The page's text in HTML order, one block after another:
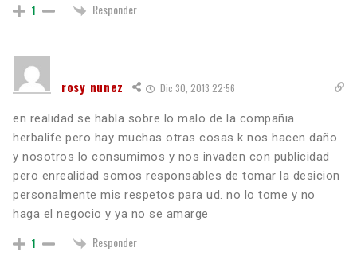
1 Responder
rosy nunez Dic 30, 2013 22:56
en realidad se habla sobre lo malo de la compañia
herbalife pero hay muchas otras cosas k nos hacen daño
y nosotros lo consumimos y nos invaden con publicidad
pero enrealidad somos responsables de tomar la desicion
personalmente mis respetos para ud. no lo tome y no
haga el negocio y ya no se amarge
1 Responder